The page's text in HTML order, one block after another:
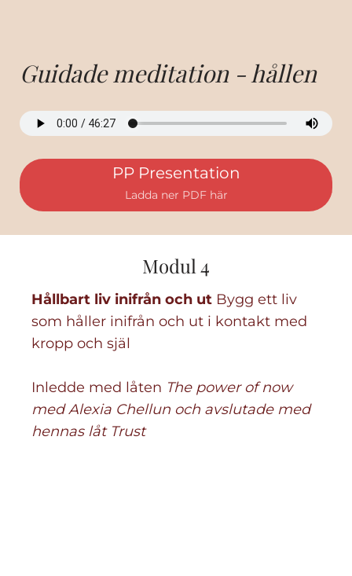
Guidade meditation - hållen
PP Presentation
Ladda ner PDF här
Modul 4
Hållbart liv inifrån och ut Bygg ett liv
som håller inifrån och ut i kontakt med
kropp och själ
Inledde med låten The power of now
med Alexia Chellun och avslutade med
hennas låt Trust